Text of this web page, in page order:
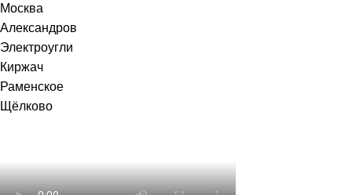
Москва
Александров
Электроугли
Киржач
Раменское
Щёлково